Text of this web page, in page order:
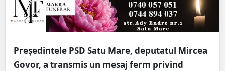
Președintele PSD Satu Mare, deputatul Mircea
Govor, a transmis un mesaj ferm privind